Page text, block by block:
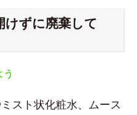
けずに廃棄して
スト状化粧水、ムース